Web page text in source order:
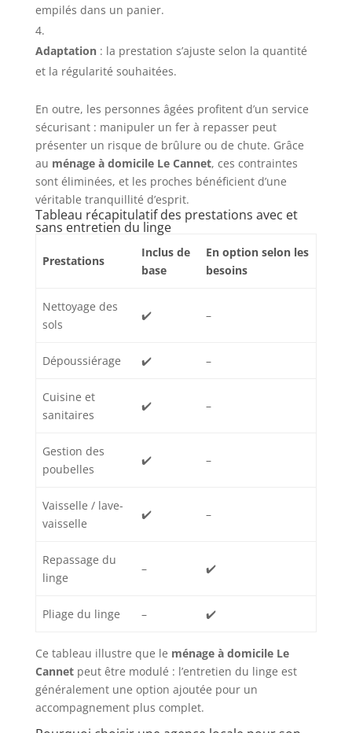
empilés dans un panier.
Adaptation: la prestation s’ajuste selon la quantité
et la régularité souhaitées.
En outre, les personnes âgées profitent d’un service
sécurisant : manipuler un fer à repasser peut
présenter un risque de brûlure ou de chute. Grâce
au ménage à domicile Le Cannet, ces contraintes
sont éliminées, et les proches bénéficient d’une
véritable tranquillité d’esprit.
Tableau récapitulatif des prestations avec et
sans entretien du linge
Prestations
Inclus de
base
En option selon les
besoins
Nettoyage des
sols
✔️ –
Dépoussiérage ✔️ –
Cuisine et
sanitaires
✔️ –
Gestion des
poubelles
✔️ –
Vaisselle / lave-
vaisselle
✔️ –
Repassage du
linge
– ✔️
Pliage du linge – ✔️
Ce tableau illustre que le ménage à domicile Le
Cannetpeut être modulé : l’entretien du linge est
généralement une option ajoutée pour un
accompagnement plus complet.